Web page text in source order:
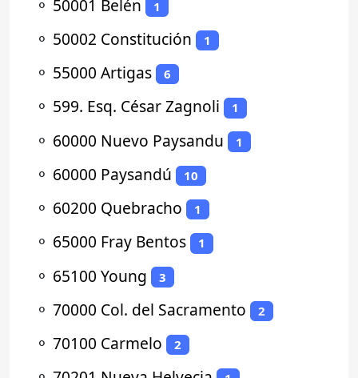
⚬ 50001 Belén 1
⚬ 50002 Constitución 1
⚬ 55000 Artigas 6
⚬ 599. Esq. César Zagnoli 1
⚬ 60000 Nuevo Paysandu 1
⚬ 60000 Paysandú 10
⚬ 60200 Quebracho 1
⚬ 65000 Fray Bentos 1
⚬ 65100 Young 3
⚬ 70000 Col. del Sacramento 2
⚬ 70100 Carmelo 2